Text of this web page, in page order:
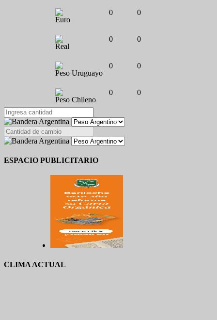
Euro
0 0
Real
0 0
Peso Uruguayo
0 0
Peso Chileno
0 0
ESPACIO PUBLICITARIO
CLIMA ACTUAL